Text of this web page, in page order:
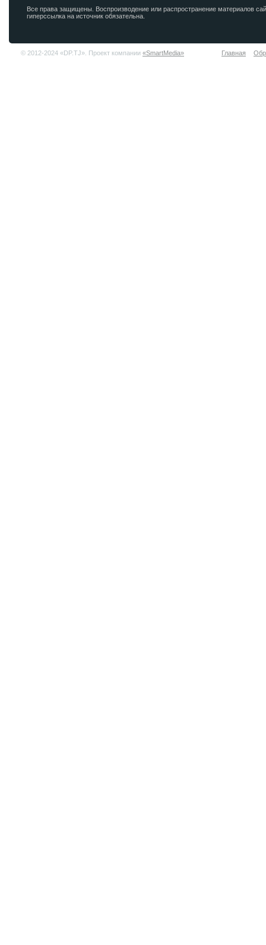
Все права защищены. Воспроизводение или распространение материалов
гиперссылка на источник обязательна.
© 2012-2024 «DP.TJ». Проект компании «SmartMedia» Главная